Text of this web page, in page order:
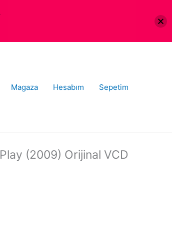
Magaza Hesabım Sepetim
(2009) Orijinal VCD